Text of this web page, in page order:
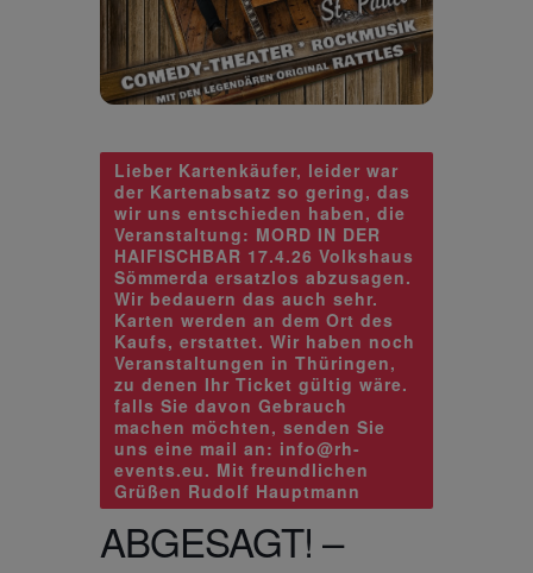
Lieber Kartenkäufer, leider war
der Kartenabsatz so gering, das
wir uns entschieden haben, die
Veranstaltung: MORD IN DER
HAIFISCHBAR 17.4.26 Volkshaus
Sömmerda ersatzlos abzusagen.
Wir bedauern das auch sehr.
Karten werden an dem Ort des
Kaufs, erstattet. Wir haben noch
Veranstaltungen in Thüringen,
zu denen Ihr Ticket gültig wäre.
falls Sie davon Gebrauch
machen möchten, senden Sie
uns eine mail an: info@rh-
events.eu. Mit freundlichen
Grüßen Rudolf Hauptmann
ABGESAGT! –